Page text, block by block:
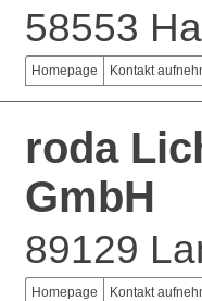
58553
Homepage Kontakt
roda
GmbH
89129
Homepage Kontakt